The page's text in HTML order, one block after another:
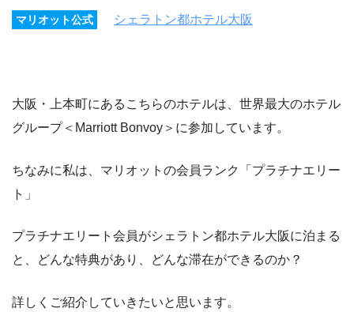
マリオット公式 シェラトン都ホテル大阪
大阪・上本町にあるこちらのホテルは、世界最大のホテル
グループ＜Marriott Bonvoy＞に参加しています。
ちなみに私は、マリオットの会員ランク「プラチナエリー
ト」
プラチナエリート会員がシェラトン都ホテル大阪に泊まる
と、どんな特典があり、どんな滞在ができるのか？
詳しくご紹介していきたいと思います。